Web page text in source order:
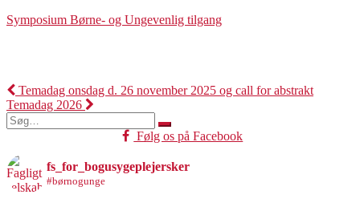
Symposium Børne- og Ungevenlig tilgang
Indlægsnavigation
Temadag onsdag d. 26 november 2025 og call for abstrakt
Temadag 2026
Søg
efter:
Følg os på Facebook
fs_for_bogusygeplejersker
#børnogunge